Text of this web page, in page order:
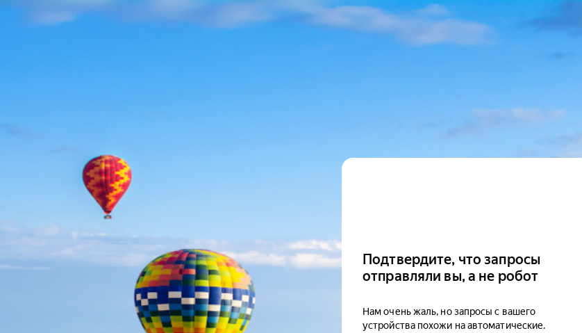
Подтвердите, что запросы
отправляли вы, а не робот
Нам очень жаль, но запросы с вашего
устройства похожи на автоматические.